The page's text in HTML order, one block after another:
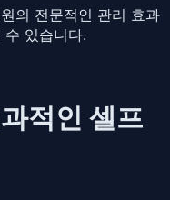
의 전문적인 관리 효과
있습니다.
적인 셀프